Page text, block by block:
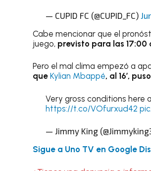
— CUPID FC (@CUPID_FC)
Cabe mencionar que el
juego, previsto para las 17:00
Pero el mal clima empezó a
que Kylian Mbappé, al 16′,
Very gross conditions
https://t.co/VOfurxud42
— Jimmy King
Sigue a Uno TV en Google